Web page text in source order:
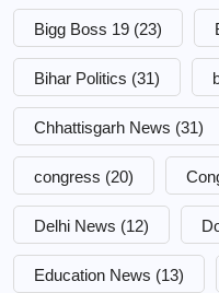
Bigg Boss 19 (23)
Bihar Politics (31)
Chhattisgarh News (31)
congress (20)
Delhi News (12)
Education News (13)